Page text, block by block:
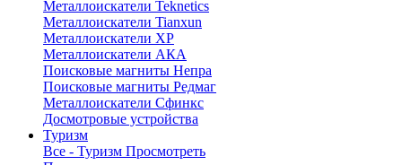
Металлоискатели Teknetics
Металлоискатели Tianxun
Металлоискатели XP
Металлоискатели АКА
Поисковые магниты Непра
Поисковые магниты Редмаг
Металлоискатели Сфинкс
Досмотровые устройства
Туризм
Все - Туризм Просмотреть